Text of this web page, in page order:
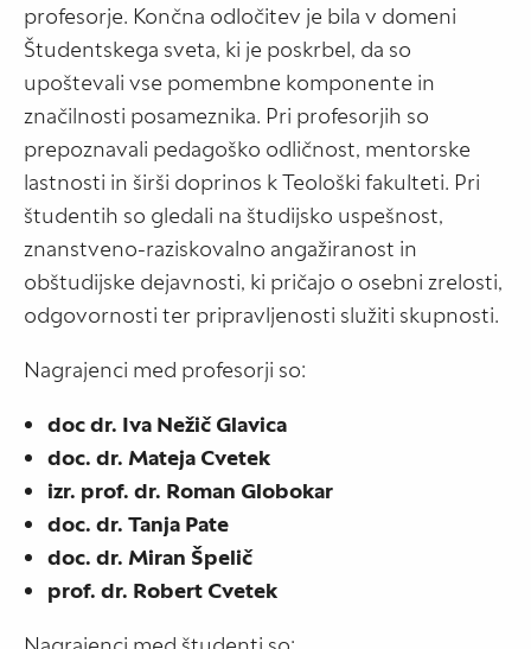
profesorje. Končna odločitev je bila v domeni
Študentskega sveta, ki je poskrbel, da so
upoštevali vse pomembne komponente in
značilnosti posameznika. Pri profesorjih so
prepoznavali pedagoško odličnost, mentorske
lastnosti in širši doprinos k Teološki fakulteti. Pri
študentih so gledali na študijsko uspešnost,
znanstveno-raziskovalno angažiranost in
obštudijske dejavnosti, ki pričajo o osebni zrelosti,
odgovornosti ter pripravljenosti služiti skupnosti.
Nagrajenci med profesorji so:
doc dr. Iva Nežič Glavica
doc. dr. Mateja Cvetek
izr. prof. dr. Roman Globokar
doc. dr. Tanja Pate
doc. dr. Miran Špelič
prof. dr. Robert Cvetek